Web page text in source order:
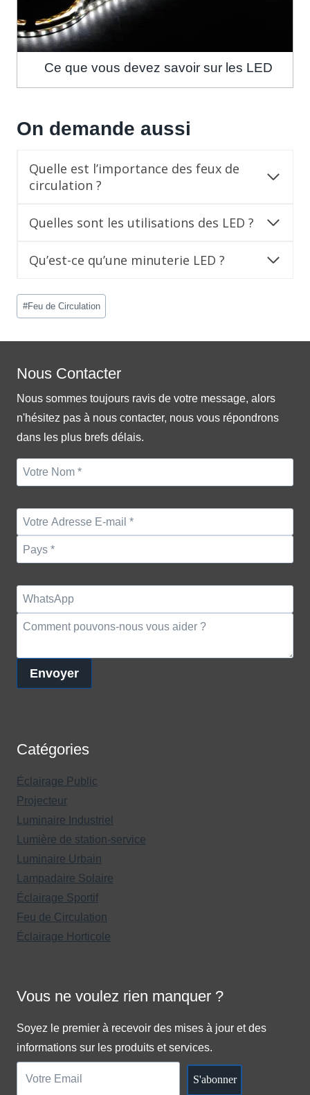
Ce que vous devez savoir sur les LED
On demande aussi
Quelle est l’importance des feux de
circulation ?
Quelles sont les utilisations des LED ?
Qu’est-ce qu’une minuterie LED ?
Post
Tags:
#Feu de Circulation
Nous Contacter
Nous sommes toujours ravis de votre message, alors
n'hésitez pas à nous contacter, nous vous répondrons
dans les plus brefs délais.
Envoyer
Catégories
Éclairage Public
Projecteur
Luminaire Industriel
Lumière de station-service
Luminaire Urbain
Lampadaire Solaire
Éclairage Sportif
Feu de Circulation
Éclairage Horticole
Vous ne voulez rien manquer ?
Soyez le premier à recevoir des mises à jour et des
informations sur les produits et services.
S'abonner